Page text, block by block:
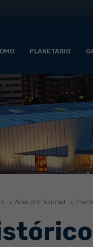
PLANETARIO
Área profesional